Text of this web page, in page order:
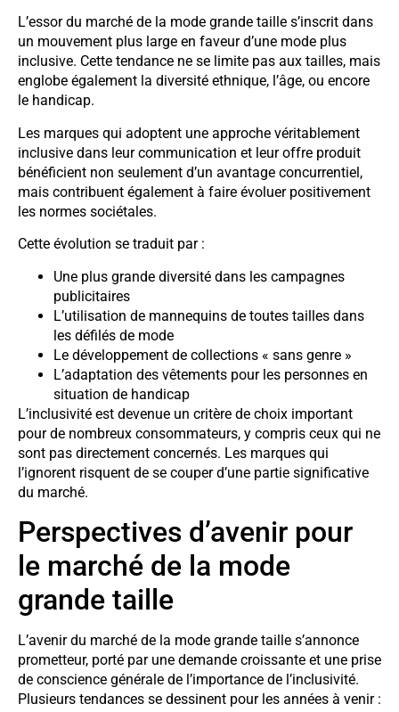
L’essor du marché de la mode grande taille s’inscrit dans
un mouvement plus large en faveur d’une mode plus
inclusive. Cette tendance ne se limite pas aux tailles, mais
englobe également la diversité ethnique, l’âge, ou encore
le handicap.
Les marques qui adoptent une approche véritablement
inclusive dans leur communication et leur offre produit
bénéficient non seulement d’un avantage concurrentiel,
mais contribuent également à faire évoluer positivement
les normes sociétales.
Cette évolution se traduit par :
Une plus grande diversité dans les campagnes
publicitaires
L’utilisation de mannequins de toutes tailles dans
les défilés de mode
Le développement de collections « sans genre »
L’adaptation des vêtements pour les personnes en
situation de handicap
L’inclusivité est devenue un critère de choix important
pour de nombreux consommateurs, y compris ceux qui ne
sont pas directement concernés. Les marques qui
l’ignorent risquent de se couper d’une partie significative
du marché.
Perspectives d’avenir pour
le marché de la mode
grande taille
L’avenir du marché de la mode grande taille s’annonce
prometteur, porté par une demande croissante et une prise
de conscience générale de l’importance de l’inclusivité.
Plusieurs tendances se dessinent pour les années à venir :